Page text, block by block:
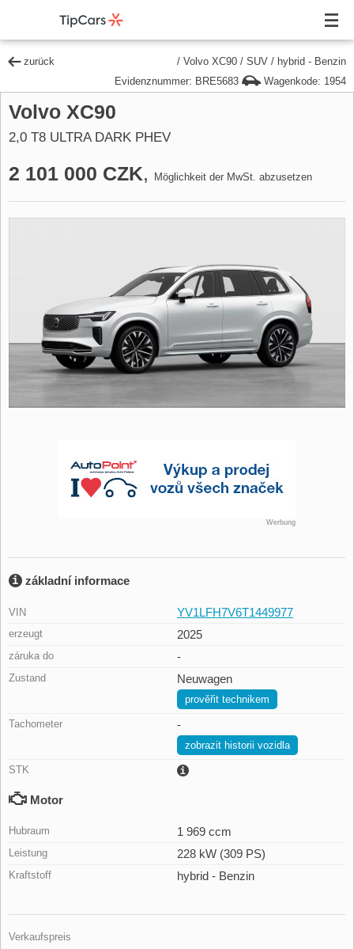
zurück / Volvo XC90 / SUV / hybrid - Benzin
Evidenznummer: BRE5683
Wagenkode: 1954
Volvo XC90
2,0 T8 ULTRA DARK PHEV
2 101 000 CZK, Möglichkeit der MwSt. abzusetzen
Werbung
základní informace
VIN YV1LFH7V6T1449977
erzeugt 2025
záruka do -
Zustand Neuwagen
prověřit technikem
Tachometer -
zobrazit historii vozidla
STK
Motor
Hubraum 1 969 ccm
Leistung 228 kW (309 PS)
Kraftstoff hybrid - Benzin
Verkaufspreis